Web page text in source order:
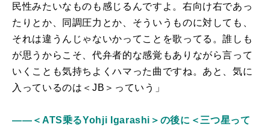
民性みたいなものも感じるんですよ。右向け右であっ
たりとか、同調圧力とか、そういうものに対しても、
それは違うんじゃないかってことを歌ってる。誰しも
が思うからこそ、代弁者的な感覚もありながら言って
いくことも気持ちよくハマった曲ですね。あと、気に
入っているのは＜JB＞っていう」
――＜ATS乗るYohji Igarashi＞の後に＜三つ星って